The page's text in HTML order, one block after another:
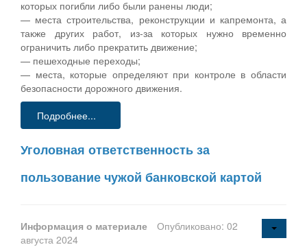
которых погибли либо были ранены люди;
— места строительства, реконструкции и капремонта, а
также других работ, из-за которых нужно временно
ограничить либо прекратить движение;
— пешеходные переходы;
— места, которые определяют при контроле в области
безопасности дорожного движения.
Подробнее...
Уголовная ответственность за
пользование чужой банковской картой
Информация о материале
Опубликовано: 02
августа 2024